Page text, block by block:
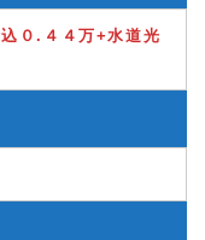
０.４４万+水道光